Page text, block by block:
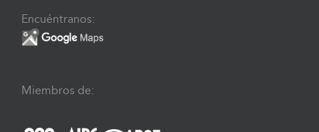
Encuéntranos:
Miembros de: